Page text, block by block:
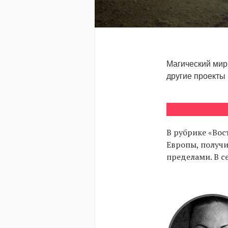
Магический
другие
В рубрике
Европы,
пределами. В